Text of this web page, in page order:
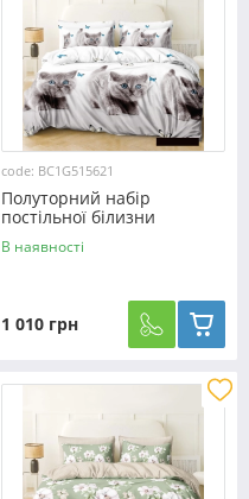
code: BC1G515621
Полуторний набір
постільної білизни
150*220 із Бязі "Gold"
№515621 Черешенка™
В наявності
1 010 грн